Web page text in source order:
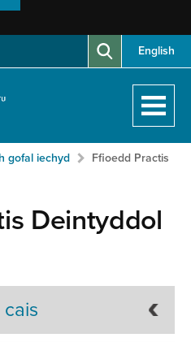
English
gofal iechyd
Neidio
Ffioedd Practis
Deintyddol